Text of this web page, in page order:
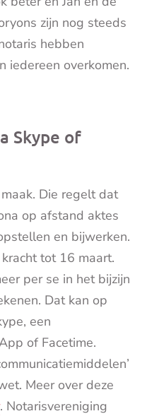
zijn nog steeds
hebben
iedereen overkomen.
Skype of
Die regelt dat
op afstand aktes
en bijwerken.
tot 16 maart.
per se in het bijzijn
Dat kan op
een
of Facetime.
Meer over deze
. Notarisvereniging